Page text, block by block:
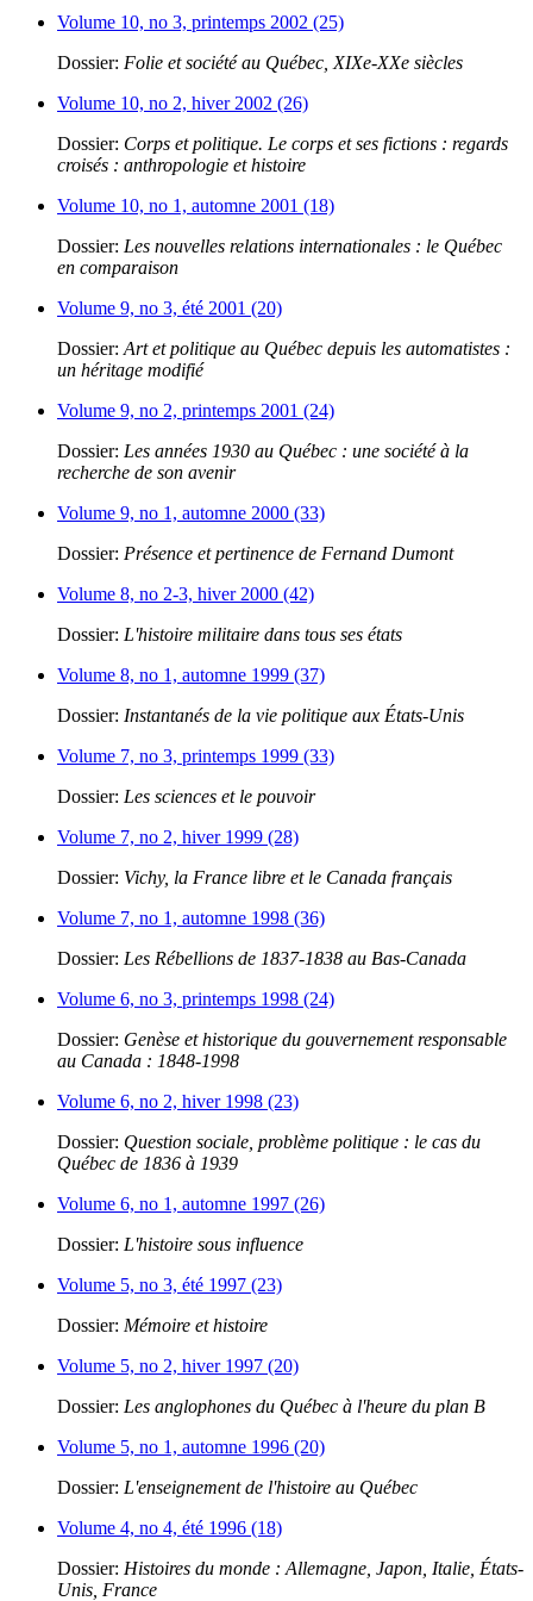
Volume 10, no 3, printemps 2002 (25)
Dossier: Folie et société au Québec, XIXe-XXe siècles
Volume 10, no 2, hiver 2002 (26)
Dossier: Corps et politique. Le corps et ses fictions : regards
croisés : anthropologie et histoire
Volume 10, no 1, automne 2001 (18)
Dossier: Les nouvelles relations internationales : le Québec
en comparaison
Volume 9, no 3, été 2001 (20)
Dossier: Art et politique au Québec depuis les automatistes :
un héritage modifié
Volume 9, no 2, printemps 2001 (24)
Dossier: Les années 1930 au Québec : une société à la
recherche de son avenir
Volume 9, no 1, automne 2000 (33)
Dossier: Présence et pertinence de Fernand Dumont
Volume 8, no 2-3, hiver 2000 (42)
Dossier: L'histoire militaire dans tous ses états
Volume 8, no 1, automne 1999 (37)
Dossier: Instantanés de la vie politique aux États-Unis
Volume 7, no 3, printemps 1999 (33)
Dossier: Les sciences et le pouvoir
Volume 7, no 2, hiver 1999 (28)
Dossier: Vichy, la France libre et le Canada français
Volume 7, no 1, automne 1998 (36)
Dossier: Les Rébellions de 1837-1838 au Bas-Canada
Volume 6, no 3, printemps 1998 (24)
Dossier: Genèse et historique du gouvernement responsable
au Canada : 1848-1998
Volume 6, no 2, hiver 1998 (23)
Dossier: Question sociale, problème politique : le cas du
Québec de 1836 à 1939
Volume 6, no 1, automne 1997 (26)
Dossier: L'histoire sous influence
Volume 5, no 3, été 1997 (23)
Dossier: Mémoire et histoire
Volume 5, no 2, hiver 1997 (20)
Dossier: Les anglophones du Québec à l'heure du plan B
Volume 5, no 1, automne 1996 (20)
Dossier: L'enseignement de l'histoire au Québec
Volume 4, no 4, été 1996 (18)
Dossier: Histoires du monde : Allemagne, Japon, Italie, États-
Unis, France